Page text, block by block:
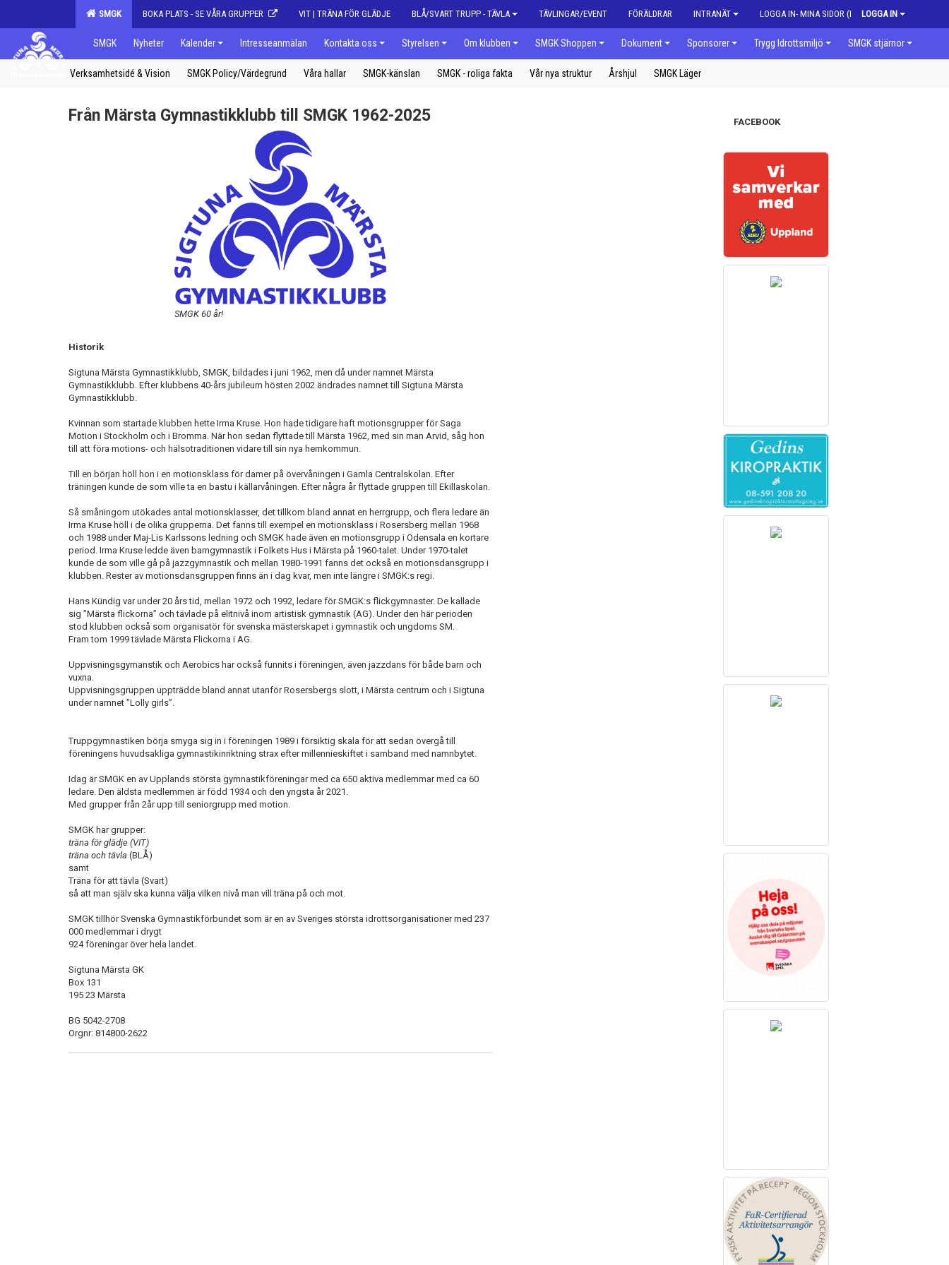
SMGK BOKA PLATS - SE VÅRA GRUPPER VIT | TRÄNA FÖR GLÄDJE BLÅ/SVART TRUPP - TÄVLA TÄVLINGAR/EVENT FÖRÄLDRAR INTRANÄT LOGGA IN- MINA SIDOR (MEDLEM)
LOGGA IN
SMGK Nyheter Kalender Intresseanmälan Kontakta oss Styrelsen Om klubben SMGK Shoppen Dokument Sponsorer Trygg Idrottsmiljö SMGK stjärnor
Verksamhetsidé & Vision SMGK Policy/Värdegrund Våra hallar SMGK-känslan SMGK - roliga fakta Vår nya struktur Årshjul SMGK Läger
Från Märsta Gymnastikklubb till SMGK 1962-2025
SMGK 60 år!
Historik
Sigtuna Märsta Gymnastikklubb, SMGK, bildades i juni 1962, men då under namnet Märsta
Gymnastikklubb. Efter klubbens 40-års jubileum hösten 2002 ändrades namnet till Sigtuna Märsta
Gymnastikklubb.
Kvinnan som startade klubben hette Irma Kruse. Hon hade tidigare haft motionsgrupper för Saga
Motion i Stockholm och i Bromma. När hon sedan flyttade till Märsta 1962, med sin man Arvid, såg hon
till att föra motions- och hälsotraditionen vidare till sin nya hemkommun.
Till en början höll hon i en motionsklass för damer på övervåningen i Gamla Centralskolan. Efter
träningen kunde de som ville ta en bastu i källarvåningen. Efter några år flyttade gruppen till Ekillaskolan.
Så småningom utökades antal motionsklasser, det tillkom bland annat en herrgrupp, och flera ledare än
Irma Kruse höll i de olika grupperna. Det fanns till exempel en motionsklass i Rosersberg mellan 1968
och 1988 under Maj-Lis Karlssons ledning och SMGK hade även en motionsgrupp i Odensala en kortare
period. Irma Kruse ledde även barngymnastik i Folkets Hus i Märsta på 1960-talet. Under 1970-talet
kunde de som ville gå på jazzgymnastik och mellan 1980-1991 fanns det också en motionsdansgrupp i
klubben. Rester av motionsdansgruppen finns än i dag kvar, men inte längre i SMGK:s regi.
Hans Kündig var under 20 års tid, mellan 1972 och 1992, ledare för SMGK:s flickgymnaster. De kallade
sig ”Märsta flickorna” och tävlade på elitnivå inom artistisk gymnastik (AG). Under den här perioden
stod klubben också som organisatör för svenska mästerskapet i gymnastik och ungdoms SM.
Fram tom 1999 tävlade Märsta Flickorna i AG.
Uppvisningsgymanstik och Aerobics har också funnits i föreningen, även jazzdans för både barn och
vuxna.
Uppvisningsgruppen uppträdde bland annat utanför Rosersbergs slott, i Märsta centrum och i Sigtuna
under namnet ”Lolly girls”.
Truppgymnastiken börja smyga sig in i föreningen 1989 i försiktig skala för att sedan övergå till
föreningens huvudsakliga gymnastikinriktning strax efter millennieskiftet i samband med namnbytet.
Idag är SMGK en av Upplands största gymnastikföreningar med ca 650 aktiva medlemmar med ca 60
ledare. Den äldsta medlemmen är född 1934 och den yngsta år 2021.
Med grupper från 2år upp till seniorgrupp med motion.
SMGK har grupper:
träna för glädje (VIT)
träna och tävla (BLÅ)
samt
Träna för att tävla (Svart)
så att man själv ska kunna välja vilken nivå man vill träna på och mot.
SMGK tillhör Svenska Gymnastikförbundet som är en av Sveriges största idrottsorganisationer med 237
000 medlemmar i drygt
924 föreningar över hela landet.
Sigtuna Märsta GK
Box 131
195 23 Märsta
BG 5042-2708
Orgnr: 814800-2622
FACEBOOK